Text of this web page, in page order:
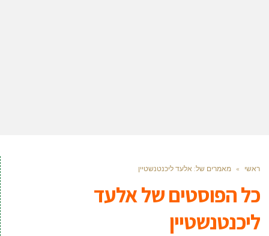
ראשי » מאמרים של: אלעד ליכנטנשטיין
כל הפוסטים שלאלעד
ליכנטנשטיין